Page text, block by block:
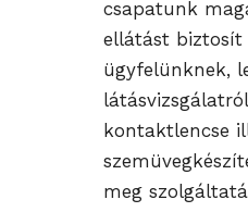
csapatunk
ellátást biztosít
ügyfelünknek,
kontaktlencse
meg